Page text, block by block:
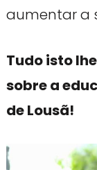
aumentar a
Tudo isto
sobre a
de Lousã!